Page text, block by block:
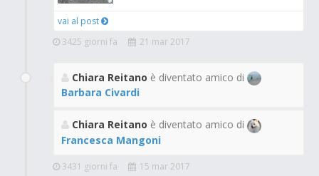
vai al post
3425 giorni fa
21 mar 2017
Chiara Reitano è diventato amico di
Barbara Civardi
Chiara Reitano è diventato amico di
Francesca Mangoni
3431 giorni fa 15 mar 2017